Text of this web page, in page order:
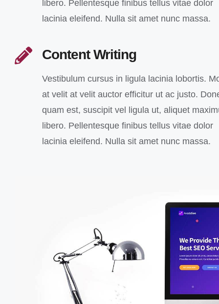
libero. Pellentesque finibus tellus vitae dolor
lacinia eleifend. Nulla sit amet nunc massa.
Content Writing
Vestibulum cursus in ligula lacinia lobortis.
at velit at velit auctor efficitur ut ac justo.
quam est, suscipit vel ligula ut, aliquet
libero. Pellentesque finibus tellus vitae dolor
lacinia eleifend. Nulla sit amet nunc massa.